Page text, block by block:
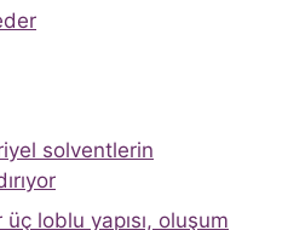
solventlerin
loblu yapısı, oluşum